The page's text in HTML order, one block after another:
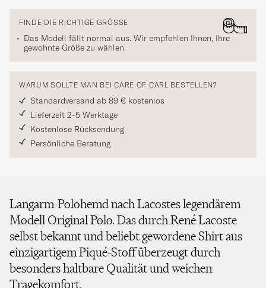
FINDE DIE RICHTIGE GRÖSSE
Das Modell fällt normal aus. Wir empfehlen Ihnen, Ihre
gewohnte Größe zu wählen.
WARUM SOLLTE MAN BEI CARE OF CARL BESTELLEN?
Standardversand ab 89 € kostenlos
Lieferzeit 2-5 Werktage
Kostenlose Rücksendung
Persönliche Beratung
Langarm-Polohemd nach Lacostes legendärem
Modell Original Polo. Das durch René Lacoste
selbst bekannt und beliebt gewordene Shirt aus
einzigartigem Piqué-Stoff überzeugt durch
besonders haltbare Qualität und weichen
Tragekomfort.